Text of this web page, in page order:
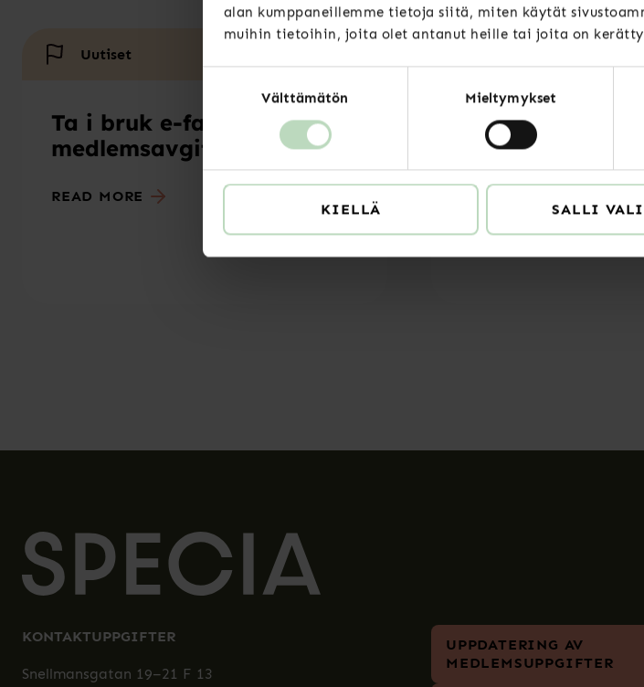
alan kumppaneillemme tietoja siitä, miten käytät
muihin tietoihin, joita olet antanut heille tai joita on
Välttämätön Mieltymykset
KIELLÄ SALLI
Uutiset
Ta i bruk e-faktura för
medlemsavgiften
READ MORE
Specias
READ MORE
KONTAKTUPPGIFTER
Snellmansgatan 19–21 F 13
UPPDATERING AV
MEDLEMSUPPGIFTER